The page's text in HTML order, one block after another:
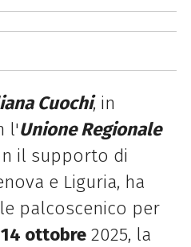
Cuochi, in
l'Unione Regionale
il supporto di
e Liguria, ha
palcoscenico per
ottobre2025, la